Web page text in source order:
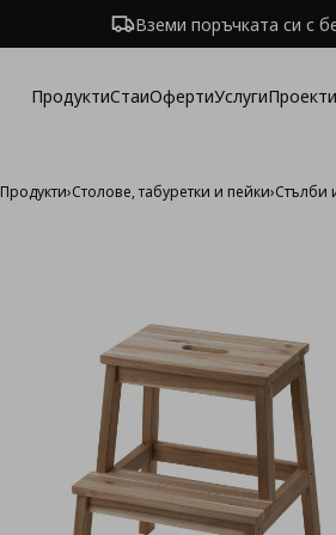
Вземи поръчката си с
ПродуктиСтаиОфертиУслуги
Продукти›Столове, табуретки и пейки›Стълби